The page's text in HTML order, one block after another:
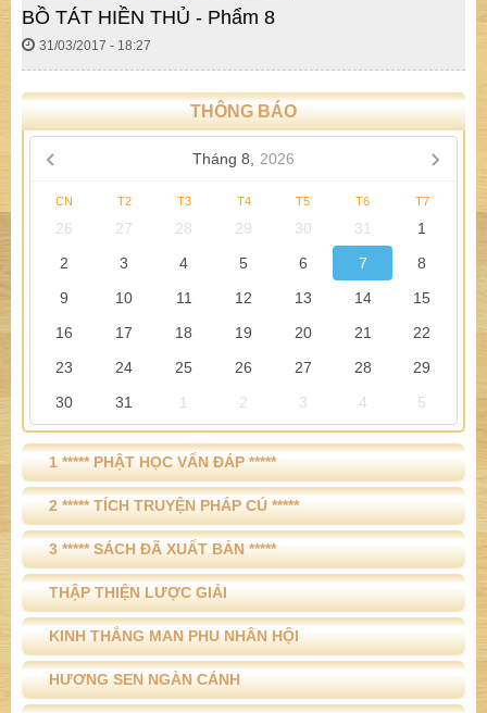
BỒ TÁT HIỀN THỦ - Phẩm 8
31/03/2017 - 18:27
THÔNG BÁO
Tháng 8, 2026
CN T2 T3 T4 T5 T6 T7
26 27 28 29 30 31
1
2
3 4 5 6 7
8
9
10 11 12 13 14
15
16
17 18 19 20 21
22
23
24 25 26 27 28
29
30
31 1 2 3 4 5
1 ***** PHẬT HỌC VẤN ĐÁP *****
2 ***** TÍCH TRUYỆN PHÁP CÚ *****
3 ***** SÁCH ĐÃ XUẤT BẢN *****
THẬP THIỆN LƯỢC GIẢI
KINH THẮNG MAN PHU NHÂN HỘI
HƯƠNG SEN NGÀN CÁNH